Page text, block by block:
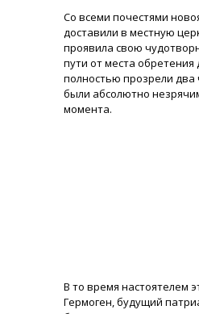
Со всеми почестями
доставили в местную
проявила свою
пути от места обретения
полностью прозрели два
были абсолютно
момента.
В то время настоятелем
Гермоген, будущий